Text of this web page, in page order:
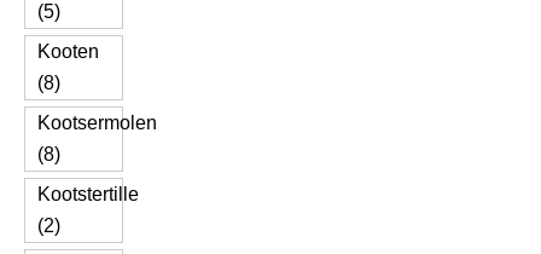
(5)
Kooten
(8)
Kootsermolen
(8)
Kootstertille
(2)